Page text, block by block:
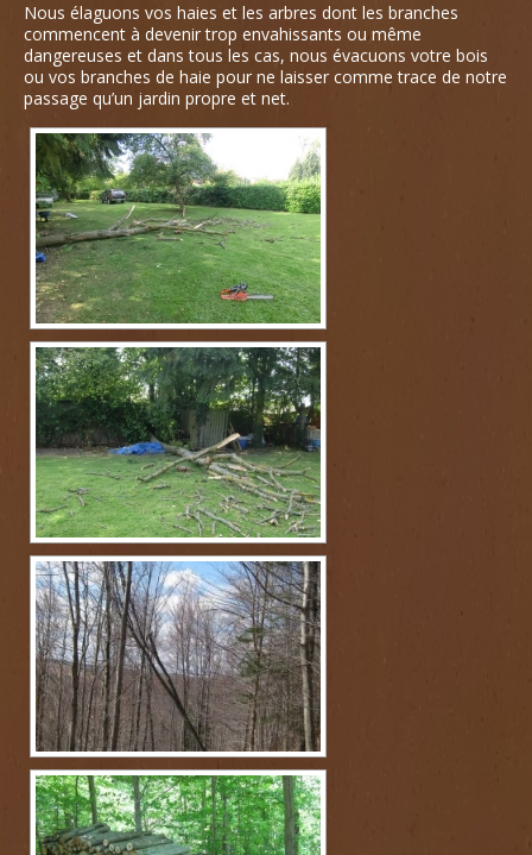
Nous élaguons vos haies et les arbres dont les branches
commencent à devenir trop envahissants ou même
dangereuses et dans tous les cas, nous évacuons votre bois
ou vos branches de haie pour ne laisser comme trace de notre
passage qu’un jardin propre et net.